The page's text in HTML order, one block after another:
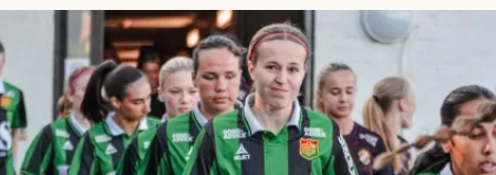
inte själv överlåta din biljett till någon annan.